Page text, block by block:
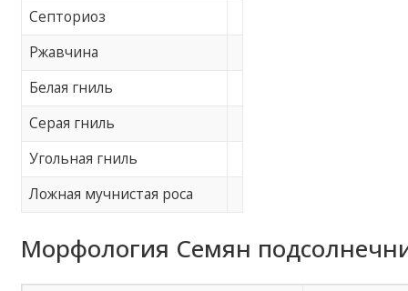
Септориоз
Ржавчина
Белая гниль
Серая гниль
Угольная гниль
Ложная мучнистая роса
Морфология Семян